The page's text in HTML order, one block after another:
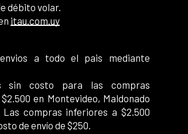
débito volar.
itau.com.uy
envios a todo el pais mediante
sin costo para las compras
en Montevideo, Maldonado
Las compras inferiores a $2.500
de envío de $250.